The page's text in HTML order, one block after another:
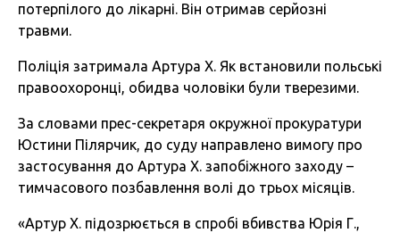
потерпілого до лікарні. Він отримав серйозні
травми.
Поліція затримала Артура Х. Як встановили польські
правоохоронці, обидва чоловіки були тверезими.
За словами прес-секретаря окружної прокуратури
Юстини Пілярчик, до суду направлено вимогу про
застосування до Артура Х. запобіжного заходу –
тимчасового позбавлення волі до трьох місяців.
«Артур Х. підозрюється в спробі вбивства Юрія Г.,